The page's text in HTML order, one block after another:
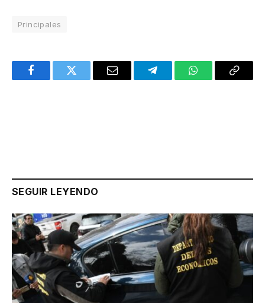
Principales
FacebookTwitter Email TelegramWhatsAppCopy
SEGUIR LEYENDO